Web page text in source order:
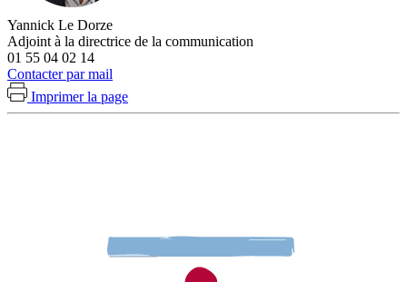
Yannick Le Dorze
Adjoint à la directrice de la communication
01 55 04 02 14
Contacter par mail
Imprimer la page